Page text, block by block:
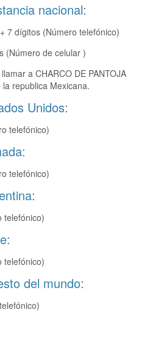
nacional:
7 dígitos (Número telefónico)
(Número de celular )
a CHARCO DE PANTOJA
republica Mexicana.
Unidos:
telefónico)
telefónico)
telefónico)
telefónico)
del mundo: